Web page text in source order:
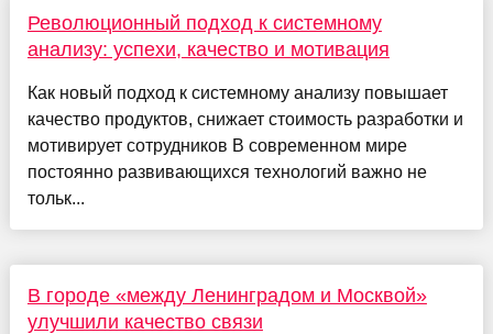
Революционный подход к системному
анализу: успехи, качество и мотивация
Как новый подход к системному анализу повышает
качество продуктов, снижает стоимость разработки и
мотивирует сотрудников В современном мире
постоянно развивающихся технологий важно не
тольк...
В городе «между Ленинградом и Москвой»
улучшили качество связи